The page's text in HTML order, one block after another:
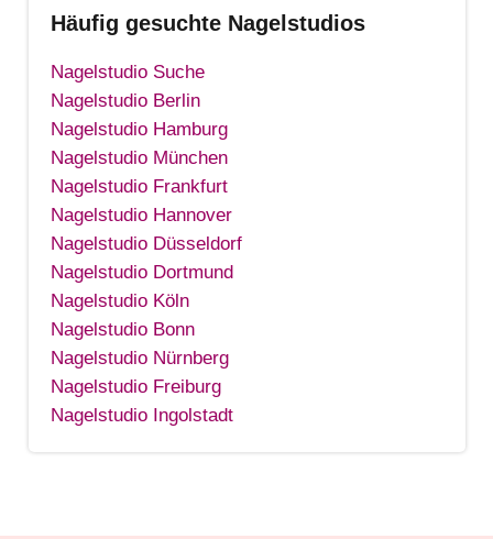
Häufig gesuchte Nagelstudios
Nagelstudio Suche
Nagelstudio Berlin
Nagelstudio Hamburg
Nagelstudio München
Nagelstudio Frankfurt
Nagelstudio Hannover
Nagelstudio Düsseldorf
Nagelstudio Dortmund
Nagelstudio Köln
Nagelstudio Bonn
Nagelstudio Nürnberg
Nagelstudio Freiburg
Nagelstudio Ingolstadt